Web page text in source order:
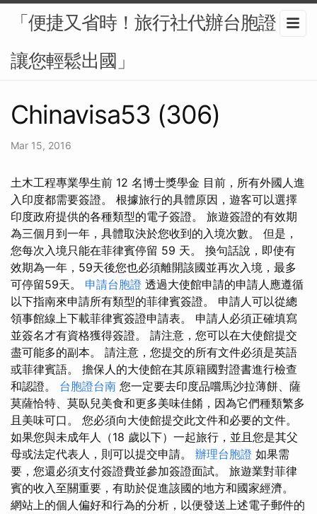
「便捷又省時！旅行社代辦台胞證，
讓您輕鬆出國」
Chinavisa53 (306)
Mar 15, 2016
土木工程專業學生前 12 名博士獎學金 目前，所有外國人進
入印度都需要簽證。 根據旅行的具體原因，遊客可以選擇
印度政府提供的各種類型的電子簽證。 旅遊簽證的有效期
為三個月到一年，具體取決於您收到的入境次數。 但是，
您每次入境只能在菲律賓停留 59 天。 換句話說，即使有
效期為一年，59天後您也必須離開該國並再次入境，最多
可停留59天。 申請台胞證 透過大使館申請的申請人應遵循
以下指南來申請所有類型的菲律賓簽證。 申請人可以從總
領事館線上下載菲律賓簽證申請表。 申請人必須正確填寫
並簽名才有資格獲得簽證。 請注意，您可以在大使館提交
盡可能多的副本。 請注意，您提交的所有文件必須是英語
或菲律賓語。 擔保人的大使館在其原籍國對證書進行檢查
和認證。 台胞證台南 您一定要去印度品嚐馬沙拉薄餅、薩
莫薩恰特、莫臥兒美食和更多美味佳餚，因為它們種類繁多
且美味可口。 您必須向大使館提交此文件和必要的文件。
如果您與未成年人（18 歲以下）一起旅行，並且您是其父
母或法定代表人，則可以提交申請。 辦理台胞證 如果需
要，您還必須支付簽證費並參加簽證面試。 旅遊業對菲律
賓的收入至關重要，有助於促進該國的地方和國家經濟。
網站上的個人偏好和行為的分析，以便發送上述電子郵件的